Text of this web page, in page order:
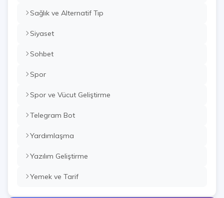
Sağlık ve Alternatif Tıp
Siyaset
Sohbet
Spor
Spor ve Vücut Geliştirme
Telegram Bot
Yardımlaşma
Yazılım Geliştirme
Yemek ve Tarif